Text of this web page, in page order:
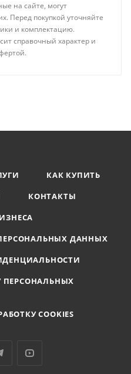
на сайте, могут
Перед покупкой уточняйте
и комплектацию.
справочный характер и
КАК КУПИТЬ
КОНТАКТЫ
ДАННЫХ
ПЕРСОНАЛЬНЫХ
COOKIES